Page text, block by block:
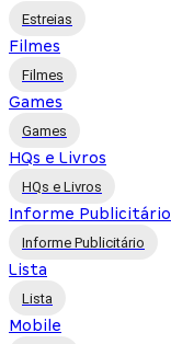
Estreias
Filmes
Filmes
Games
Games
HQs e Livros
HQs e Livros
Informe Publicitário
Informe Publicitário
Lista
Lista
Mobile